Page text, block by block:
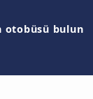
otobüsü bulun